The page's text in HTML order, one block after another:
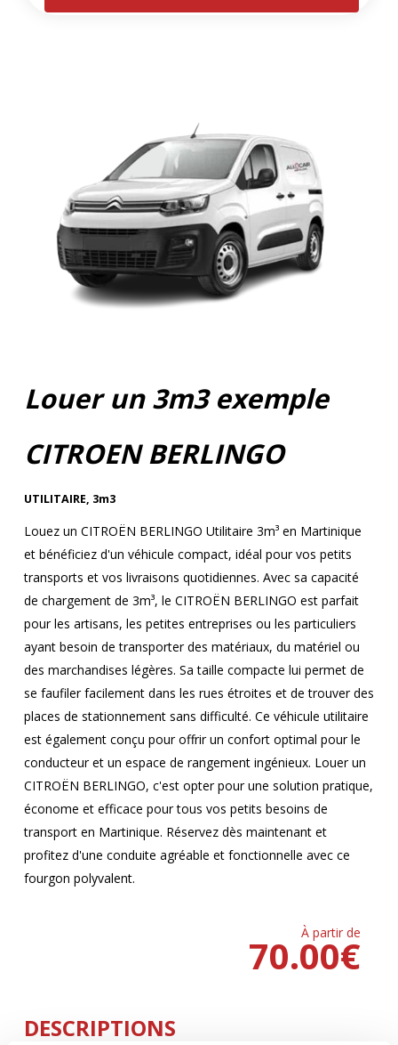
Louer un 3m3 exemple
CITROEN BERLINGO
UTILITAIRE, 3m3
Louez un CITROËN BERLINGO Utilitaire 3m³ en Martinique
et bénéficiez d'un véhicule compact, idéal pour vos petits
transports et vos livraisons quotidiennes. Avec sa capacité
de chargement de 3m³, le CITROËN BERLINGO est parfait
pour les artisans, les petites entreprises ou les particuliers
ayant besoin de transporter des matériaux, du matériel ou
des marchandises légères. Sa taille compacte lui permet de
se faufiler facilement dans les rues étroites et de trouver des
places de stationnement sans difficulté. Ce véhicule utilitaire
est également conçu pour offrir un confort optimal pour le
conducteur et un espace de rangement ingénieux. Louer un
CITROËN BERLINGO, c'est opter pour une solution pratique,
économe et efficace pour tous vos petits besoins de
transport en Martinique. Réservez dès maintenant et
profitez d'une conduite agréable et fonctionnelle avec ce
fourgon polyvalent.
À partir de
€
70.00
DESCRIPTIONS